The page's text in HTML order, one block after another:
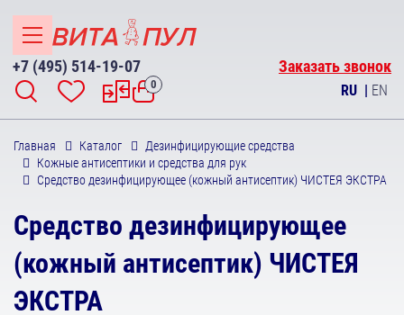
+7 (495) 514-19-07 Заказать звонок
0 RU | EN
Главная Каталог
Дезинфицирующие средства
Кожные антисептики и средства для рук
Средство дезинфицирующее (кожный антисептик) ЧИСТЕЯ ЭКСТРА
Средство дезинфицирующее
(кожный антисептик) ЧИСТЕЯ
ЭКСТРА